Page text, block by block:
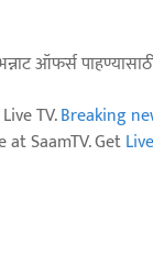
ऑफर्स
TV.Breaking
SaamTV. Get